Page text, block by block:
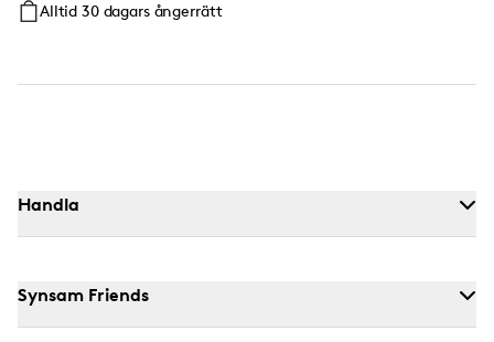
Alltid 30 dagars ångerrätt
Handla
Synsam Friends